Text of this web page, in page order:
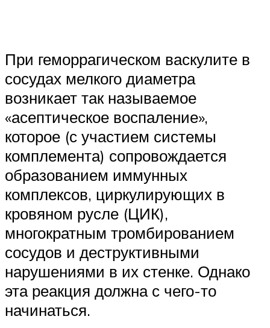
При геморрагическом васкулите в
сосудах мелкого диаметра
возникает так называемое
«асептическое воспаление»,
которое (с участием системы
комплемента) сопровождается
образованием иммунных
комплексов, циркулирующих в
кровяном русле (ЦИК),
многократным тромбированием
сосудов и деструктивными
нарушениями в их стенке. Однако
эта реакция должна с чего-то
начинаться.